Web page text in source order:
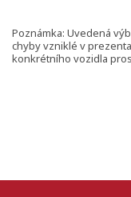
Poznámka: Uvedená
chyby vzniklé v
konkrétního vozidla